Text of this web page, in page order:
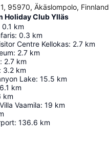
95970, Äkäslompolo, Finnland
Holiday Club Ylläs
0.1 km
: 0.3 km
Centre Kellokas: 2.7 km
: 2.7 km
: 2.7 km
: 3.2 km
Lake: 15.5 km
km
km
Vaamila: 19 km
: 136.6 km